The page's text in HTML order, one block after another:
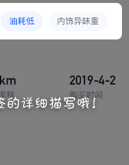
间也 沉间可以
 